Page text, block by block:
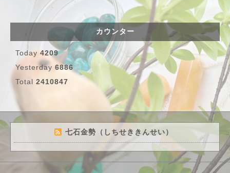
カウンター
Today 4209
Yesterday 6886
Total 2410847
七石金勢（しちせききんせい）